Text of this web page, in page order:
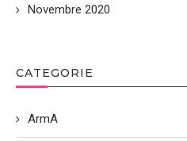
Novembre 2020
CATEGORIE
ArmA